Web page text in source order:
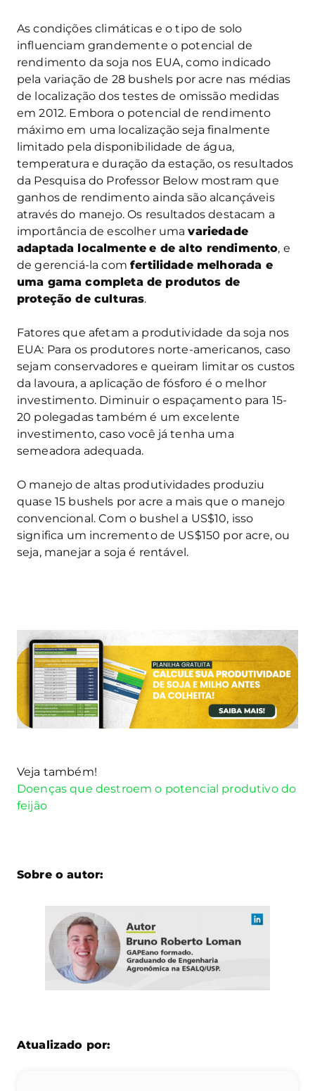
As condições climáticas e o tipo de solo
influenciam grandemente o potencial de
rendimento da soja nos EUA, como indicado
pela variação de 28 bushels por acre nas médias
de localização dos testes de omissão medidas
em 2012. Embora o potencial de rendimento
máximo em uma localização seja finalmente
limitado pela disponibilidade de água,
temperatura e duração da estação, os resultados
da Pesquisa do Professor Below mostram que
ganhos de rendimento ainda são alcançáveis
através do manejo. Os resultados destacam a
importância de escolher umavariedade
adaptada localmente e de alto rendimento, e
de gerenciá-la comfertilidade melhorada e
uma gama completa de produtos de
proteção de culturas.
Fatores que afetam a produtividade da soja nos
EUA: Para os produtores norte-americanos, caso
sejam conservadores e queiram limitar os custos
da lavoura, a aplicação de fósforo é o melhor
investimento. Diminuir o espaçamento para 15-
20 polegadas também é um excelente
investimento, caso você já tenha uma
semeadora adequada.
O manejo de altas produtividades produziu
quase 15 bushels por acre a mais que o manejo
convencional. Com o bushel a US$10, isso
significa um incremento de US$150 por acre, ou
seja, manejar a soja é rentável.
Veja também!
Doenças que destroem o potencial produtivo do
feijão
Sobre o autor:
Atualizado por: